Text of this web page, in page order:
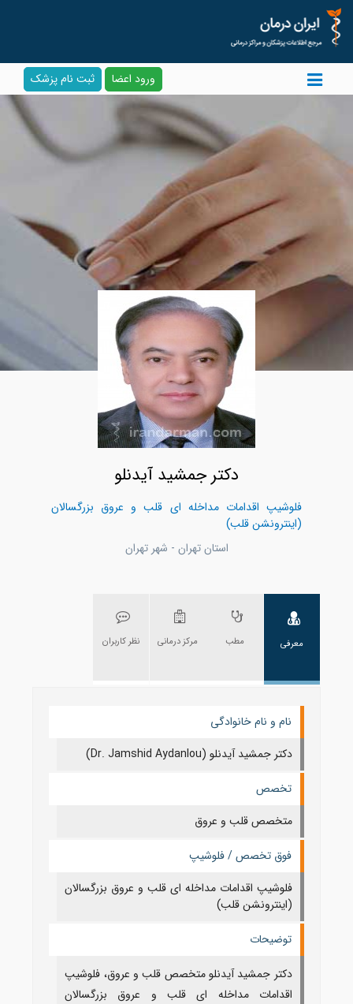
ورود اعضا ثبت نام پزشک
دکتر جمشید آیدنلو
فلوشیپ اقدامات مداخله ای قلب و عروق بزرگسالان
(اینترونشن قلب)
استان تهران - شهر تهران
معرفی مطب مرکز درمانی نظر کاربران
نام و نام خانوادگی
دکتر جمشید آیدنلو (Dr. Jamshid Aydanlou)
تخصص
متخصص قلب و عروق
فوق تخصص / فلوشیپ
فلوشیپ اقدامات مداخله ای قلب و عروق بزرگسالان
(اینترونشن قلب)
توضیحات
دکتر جمشید آیدنلو متخصص قلب و عروق، فلوشیپ
اقدامات مداخله ای قلب و عروق بزرگسالان